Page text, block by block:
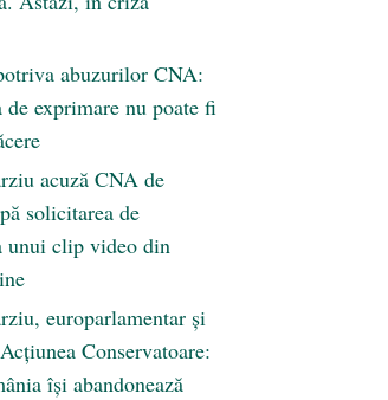
abuzurilor CNA:
de exprimare nu poate fi
acuză CNA de
solicitarea de
unui clip video din
europarlamentar și
Conservatoare:
își abandonează